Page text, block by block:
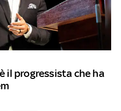
il progressista che ha